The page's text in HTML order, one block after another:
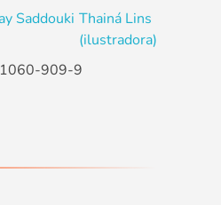
Saddouki Thainá Lins
(ilustradora)
909-9